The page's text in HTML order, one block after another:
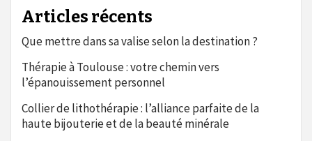
Articles récents
Que mettre dans sa valise selon la destination ?
Thérapie à Toulouse : votre chemin vers
l’épanouissement personnel
Collier de lithothérapie : l’alliance parfaite de la
haute bijouterie et de la beauté minérale